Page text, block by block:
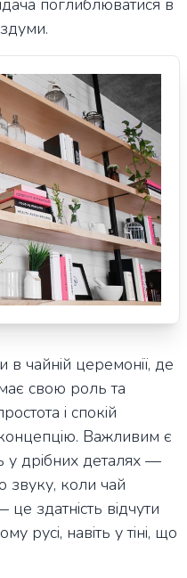
поглиблюватися в
чайній церемонії, де
свою роль та
і спокій
Важливим є
у дрібних деталях —
звуку, коли чай
здатність відчути
русі, навіть у тіні, що